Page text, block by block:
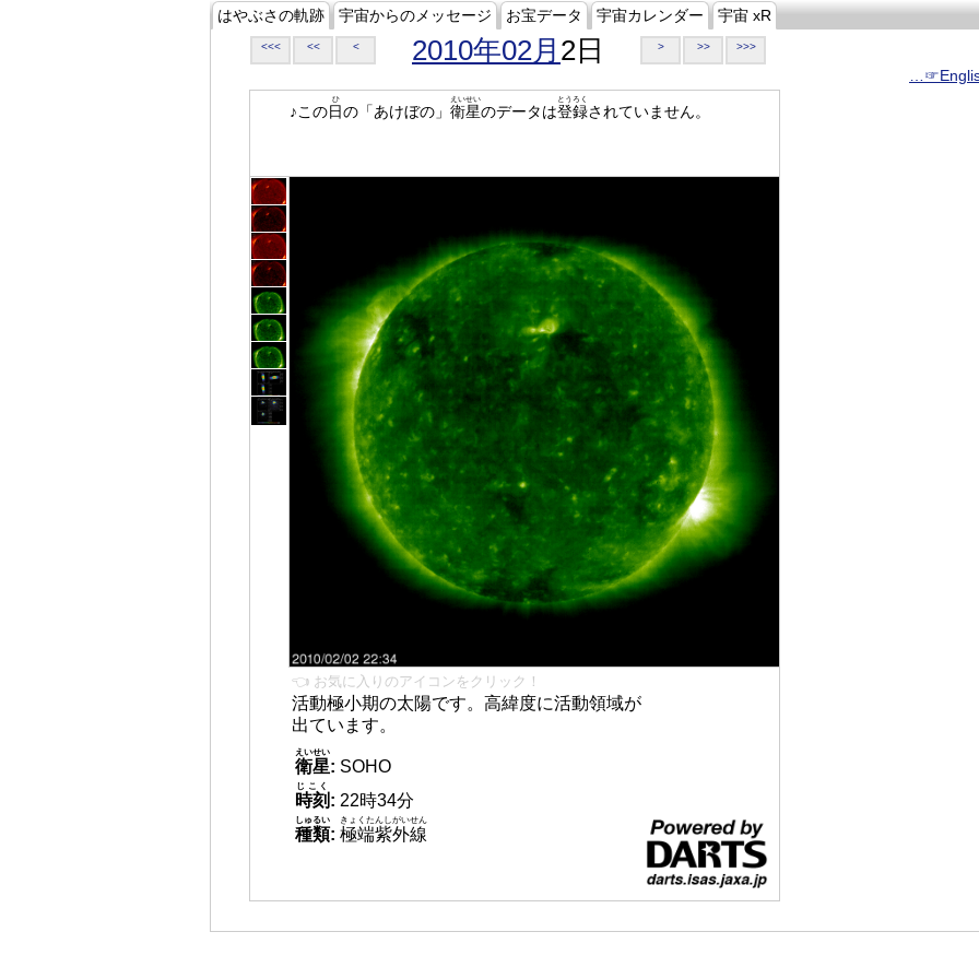
はやぶさの軌跡 宇宙からのメッセージ お宝データ 宇宙カレンダー 宇宙 xR
<<< << < 2010年02月 2日 > >> >>>
♪この日
ひ
の「あけぼの」 衛星
えいせい
のデータは登録
とうろく
されていません。
👈 お気に入りのアイコンをクリック！
活動極小期の太陽です。高緯度に活動領域が
出ています。
衛星
えいせい
: SOHO
時刻
じこく
: 22時34分
種類
しゅるい
: 極端紫外線
きょくたんしがいせん